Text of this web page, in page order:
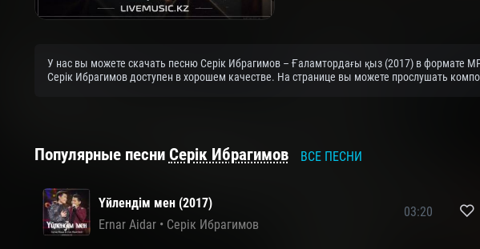
У нас вы можете скачать песню Серік Ибрагимов – Ғаламтордағы қыз (2017) в формате
Серік Ибрагимов доступен в хорошем качестве. На странице вы можете прослушать
Популярные песни Серік Ибрагимов ВСЕ ПЕСНИ
Үйлендім мен (2017)
Ernar Aidar• Серік Ибрагимов
03:20